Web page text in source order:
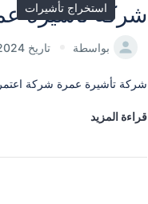
استخراج تأشيرات
شركة تأشيرة
بواسطة تاريخ 18/01/2024
شركة تأشيرة عمرة شركة
قراءة المزيد